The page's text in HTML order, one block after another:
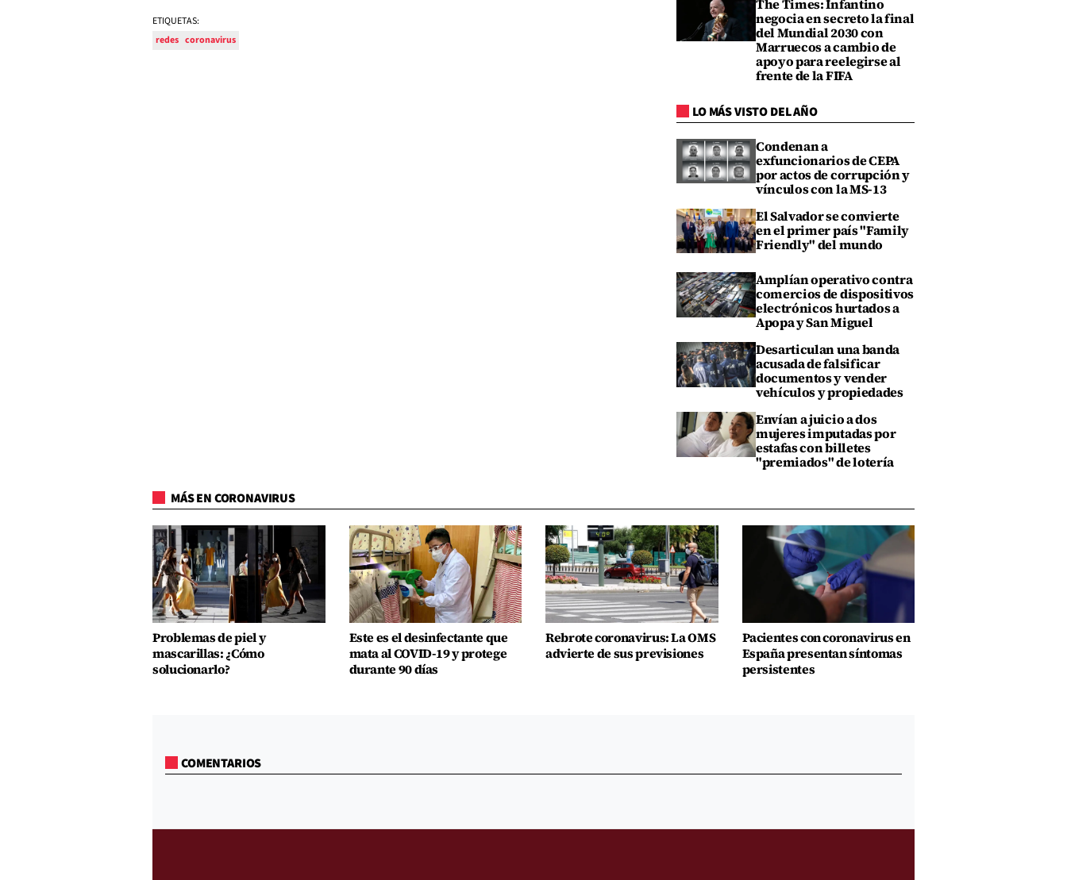
ETIQUETAS:
redes coronavirus
The Times: Infantino
negocia en secreto la final
del Mundial 2030 con
Marruecos a cambio de
apoyo para reelegirse al
frente de la FIFA
LO MÁS VISTO DEL AÑO
Condenan a
exfuncionarios de CEPA
por actos de corrupción y
vínculos con la MS-13
El Salvador se convierte
en el primer país "Family
Friendly" del mundo
Amplían operativo contra
comercios de dispositivos
electrónicos hurtados a
Apopa y San Miguel
Desarticulan una banda
acusada de falsificar
documentos y vender
vehículos y propiedades
Envían a juicio a dos
mujeres imputadas por
estafas con billetes
"premiados" de lotería
MÁS EN CORONAVIRUS
Problemas de piel y
mascarillas: ¿Cómo
solucionarlo?
Este es el desinfectante que
mata al COVID-19 y protege
durante 90 días
Rebrote coronavirus: La OMS
advierte de sus previsiones
Pacientes con coronavirus en
España presentan síntomas
persistentes
COMENTARIOS